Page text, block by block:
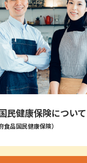
民健康保険について
食品国民健康保険）